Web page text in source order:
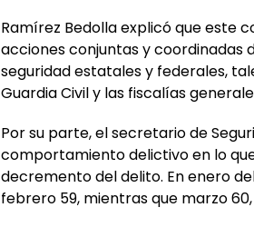
Ramírez Bedolla explicó que este
acciones conjuntas y
seguridad estatales y federales,
Guardia Civil y las fiscalías
Por su parte, el secretario de
comportamiento delictivo en lo
decremento del delito. En enero
febrero 59, mientras que marzo